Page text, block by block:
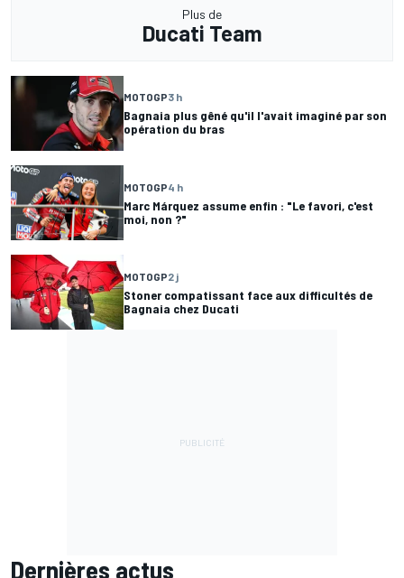
Plus de
Ducati Team
MOTOGP3 h
Bagnaia plus gêné qu'il l'avait imaginé par son
opération du bras
MOTOGP4 h
Marc Márquez assume enfin : "Le favori, c'est
moi, non ?"
MOTOGP2 j
Stoner compatissant face aux difficultés de
Bagnaia chez Ducati
Dernières actus